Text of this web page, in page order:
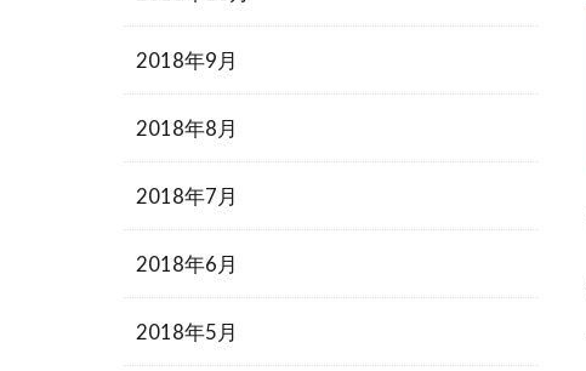
2018年9月
2018年8月
2018年7月
2018年6月
2018年5月